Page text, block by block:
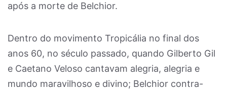
após a morte de Belchior.
Dentro do movimento Tropicália no final dos
anos 60, no século passado, quando Gilberto Gil
e Caetano Veloso cantavam alegria, alegria e
mundo maravilhoso e divino; Belchior contra-